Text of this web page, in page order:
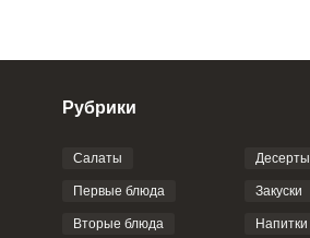
Фото до 4 шт, до 5 mb
Рубрики
Салаты
Первые блюда
Вторые блюда
Десерты
Закуски
Напитки